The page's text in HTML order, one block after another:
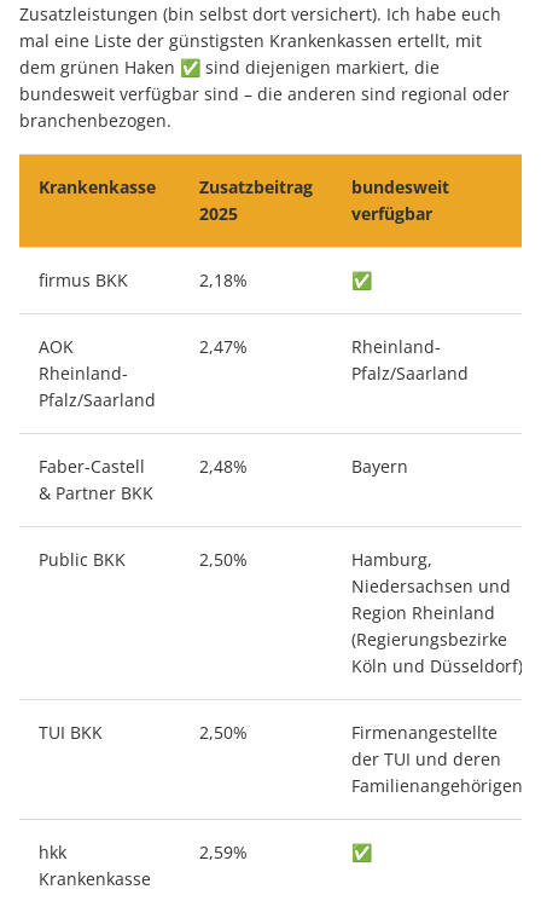
Zusatzleistungen (bin selbst dort versichert). Ich habe euch
mal eine Liste der günstigsten Krankenkassen ertellt, mit
dem grünen Haken ✅ sind diejenigen markiert, die
bundesweit verfügbar sind – die anderen sind regional oder
branchenbezogen.
Krankenkasse
Zusatzbeitrag
2025
bundesweit
verfügbar
firmus BKK 2,18% ✅
AOK
Rheinland-
Pfalz/Saarland
2,47%
Rheinland-
Pfalz/Saarland
Faber-Castell
& Partner BKK
2,48% Bayern
Public BKK 2,50%
Hamburg,
Niedersachsen und
Region Rheinland
(Regierungsbezirke
Köln und Düsseldorf)
TUI BKK 2,50%
Firmenangestellte
der TUI und deren
Familienangehörigen
hkk
Krankenkasse
2,59% ✅